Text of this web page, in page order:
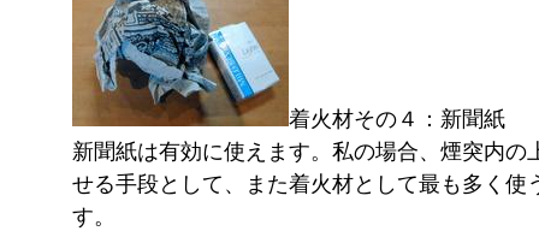
着火材その４：新聞紙
新聞紙は有効に使えます。私の場合、煙突内の
せる手段として、また着火材として最も多く使
す。